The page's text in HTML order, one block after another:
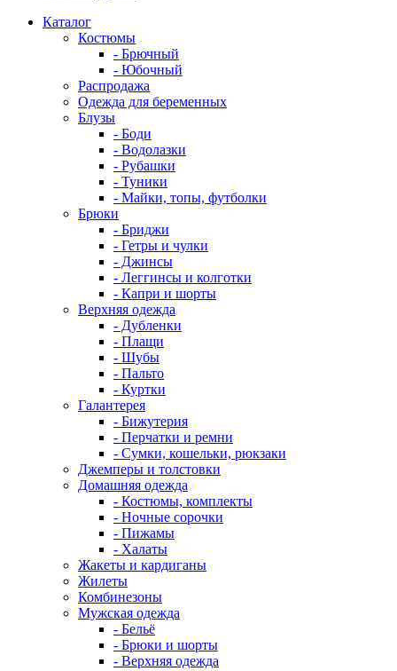
Каталог
Костюмы
- Брючный
- Юбочный
Распродажа
Одежда для беременных
Блузы
- Боди
- Водолазки
- Рубашки
- Туники
- Майки, топы, футболки
Брюки
- Бриджи
- Гетры и чулки
- Джинсы
- Леггинсы и колготки
- Капри и шорты
Верхняя одежда
- Дубленки
- Плащи
- Шубы
- Пальто
- Куртки
Галантерея
- Бижутерия
- Перчатки и ремни
- Сумки, кошельки, рюкзаки
Джемперы и толстовки
Домашняя одежда
- Костюмы, комплекты
- Ночные сорочки
- Пижамы
- Халаты
Жакеты и кардиганы
Жилеты
Комбинезоны
Мужская одежда
- Бельё
- Брюки и шорты
- Верхняя одежда